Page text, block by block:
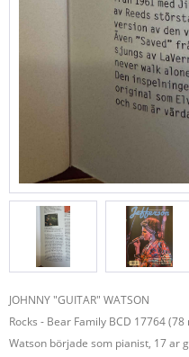
JOHNNY "GUITAR" WATSON
Rocks - Bear Family BCD 17764 (78
Watson började som pianist, 17 ar